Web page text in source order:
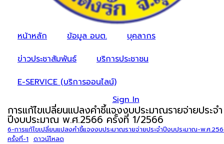
หน้าหลัก ข้อมูล อบต.
บุคลากร
ข่าวประชาสัมพันธ์
บริการประชาชน
E-SERVICE (บริการออนไลน์)
Sign In
การแก้ไขเปลี่ยนแปลงคำชี้แจงงบประมาณรายจ่ายประจำ
ปีงบประมาณ พ.ศ.2566 ครั้งที่ 1/2566
6-การแก้ไขเปลี่ยนแปลงคำชี้แจงงบประมาณรายจ่ายประจำปีงบประมาณ-พ.ศ
ครั้งที่-1 ดาวน์โหลด